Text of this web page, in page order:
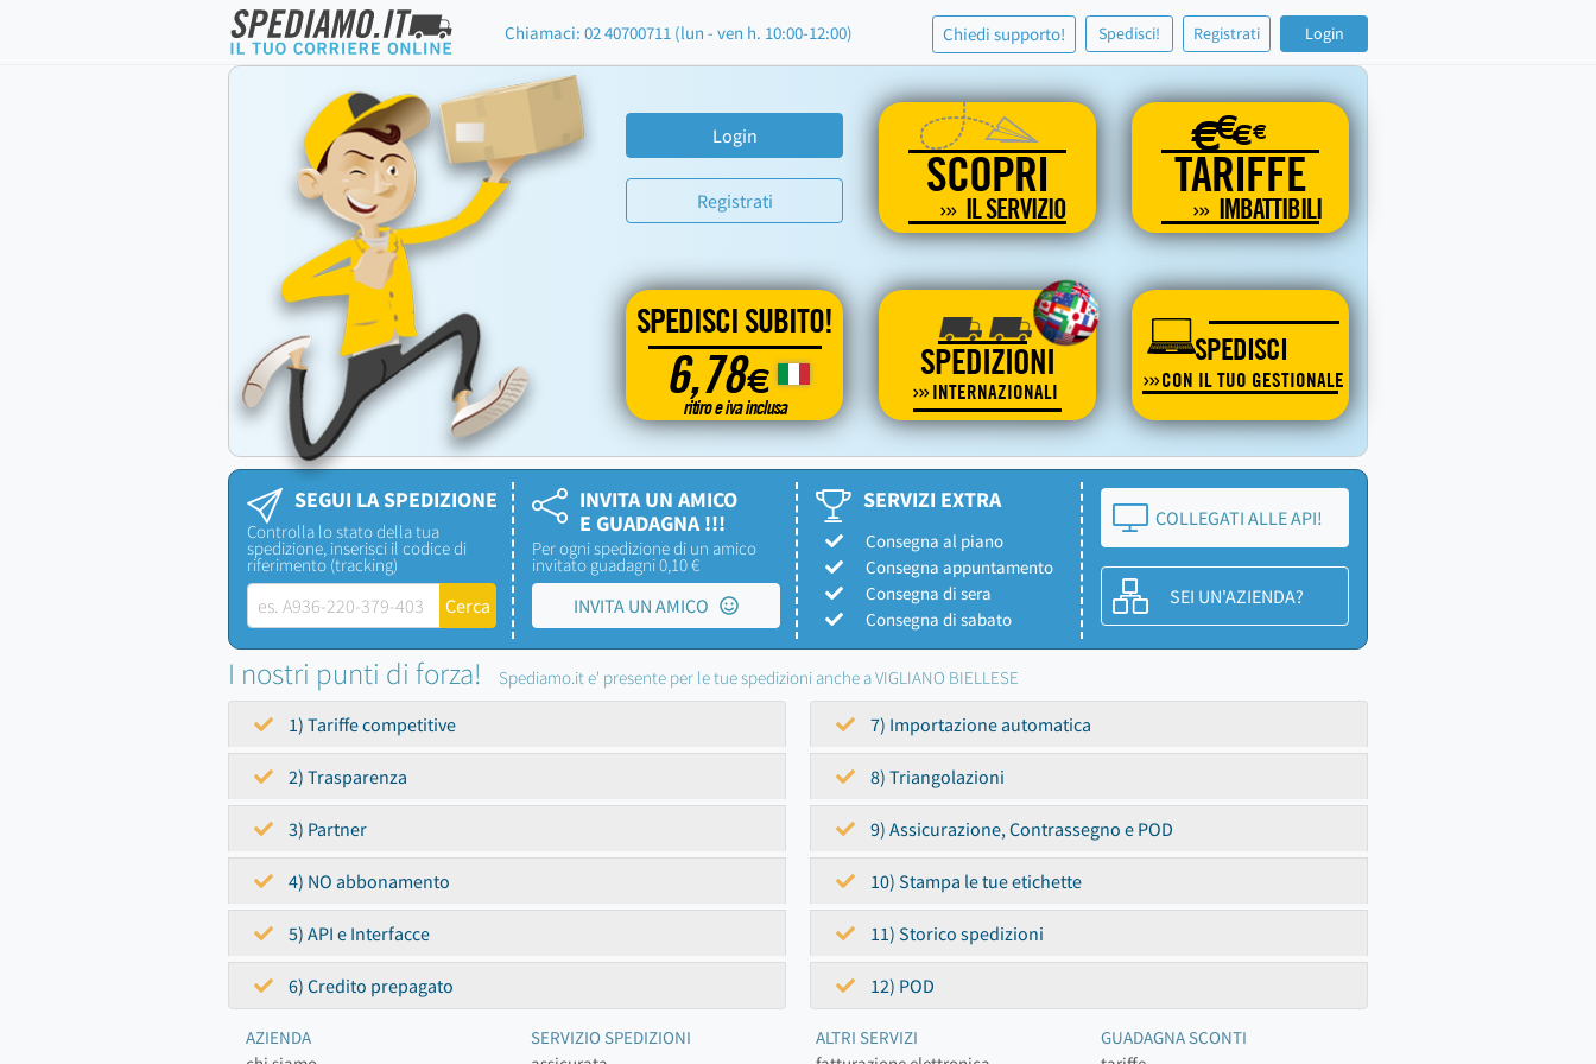
Chiamaci: 02 40700711 (lun - ven h. 10:00-12:00) Chiedi supporto! Spedisci! Registrati Login
Login
Registrati SCOPRI
IL SERVIZIO
€€€€
TARIFFE
IMBATTIBILI
SPEDISCI SUBITO!
6,78€
ritiro e iva inclusa
SPEDIZIONI
INTERNAZIONALI
SPEDISCI
CON IL TUO GESTIONALE
SEGUI LA SPEDIZIONE
Controlla lo stato della tua
spedizione, inserisci il codice di
riferimento (tracking)
INVITA UN AMICO
E GUADAGNA !!!
Per ogni spedizione di un amico
invitato guadagni 0,10 €
INVITA UN AMICO
SERVIZI EXTRA
Consegna al piano
Consegna appuntamento
Consegna di sera
Consegna di sabato
COLLEGATI ALLE API!
SEI UN'AZIENDA?
I nostri punti di forza! Spediamo.it e' presente per le tue spedizioni anche a VIGLIANO BIELLESE
1) Tariffe competitive
2) Trasparenza
3) Partner
4) NO abbonamento
5) API e Interfacce
6) Credito prepagato
7) Importazione automatica
8) Triangolazioni
9) Assicurazione, Contrassegno e POD
10) Stampa le tue etichette
11) Storico spedizioni
12) POD
AZIENDA
SERVIZIO SPEDIZIONI
ALTRI SERVIZI
GUADAGNA SCONTI